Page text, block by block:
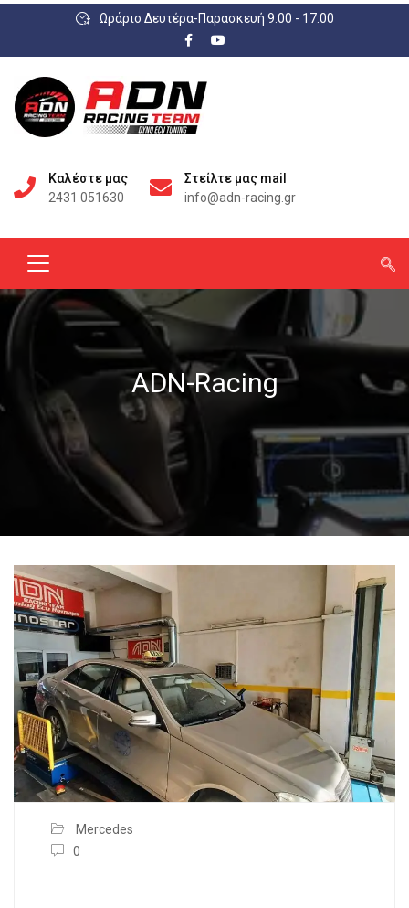
Ωράριο Δευτέρα-Παρασκευή 9:00 - 17:00
Καλέστε μας
2431 051630
Στείλτε μας mail
info@adn-racing.gr
ADN-Racing
Mercedes
0